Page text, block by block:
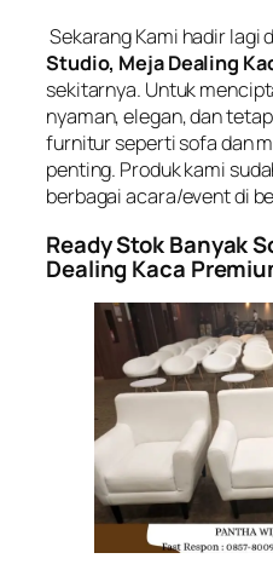
Sekarang Kami hadir lagi
Studio, Meja Dealing
sekitarnya. Untuk
nyaman, elegan, dan
furnitur seperti sofa dan
penting. Produk kami
berbagai acara/event di
Ready Stok Banyak
Dealing Kaca